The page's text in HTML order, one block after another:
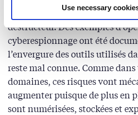
Use necessary
missiles ennemis peut s’avérer
destructeur. Des exemples
cyberespionnage ont été
l’envergure des outils utilisés
reste mal connue. Comme
domaines, ces risques vont
augmenter puisque de plus en
sont numérisées, stockées et